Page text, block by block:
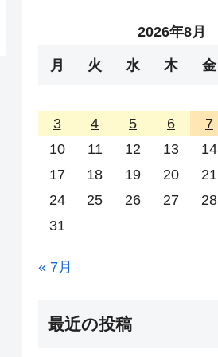
2026年8月
月 火 水 木 金
3
4 5 6 7
10
11 12 13 14
17
18 19 20 21
24
25 26 27 28
31
« 7月
最近の投稿